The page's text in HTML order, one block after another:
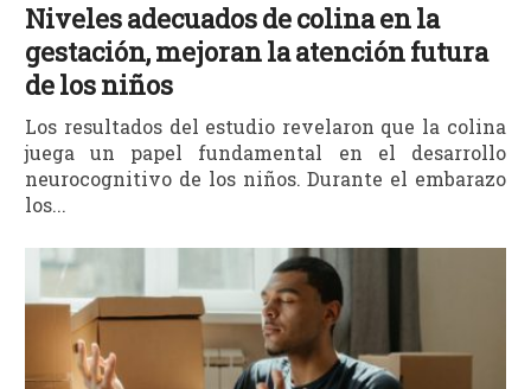
Niveles adecuados de colina en la
gestación, mejoran la atención futura
de los niños
Los resultados del estudio revelaron que la colina
juega un papel fundamental en el desarrollo
neurocognitivo de los niños. Durante el embarazo
los...